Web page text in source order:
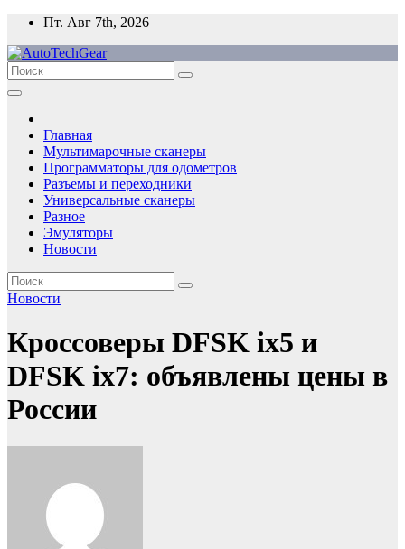
Перейти
содержимому
Пт. Авг 7th, 2026
Главная
Мультимарочные сканеры
Программаторы для одометров
Разъемы и переходники
Универсальные сканеры
Разное
Эмуляторы
Новости
Новости
Кроссоверы DFSK ix5 и
DFSK ix7: объявлены цены в
России